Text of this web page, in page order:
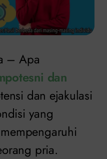
– Apa
dan
dan ejakulasi
yang
pria.